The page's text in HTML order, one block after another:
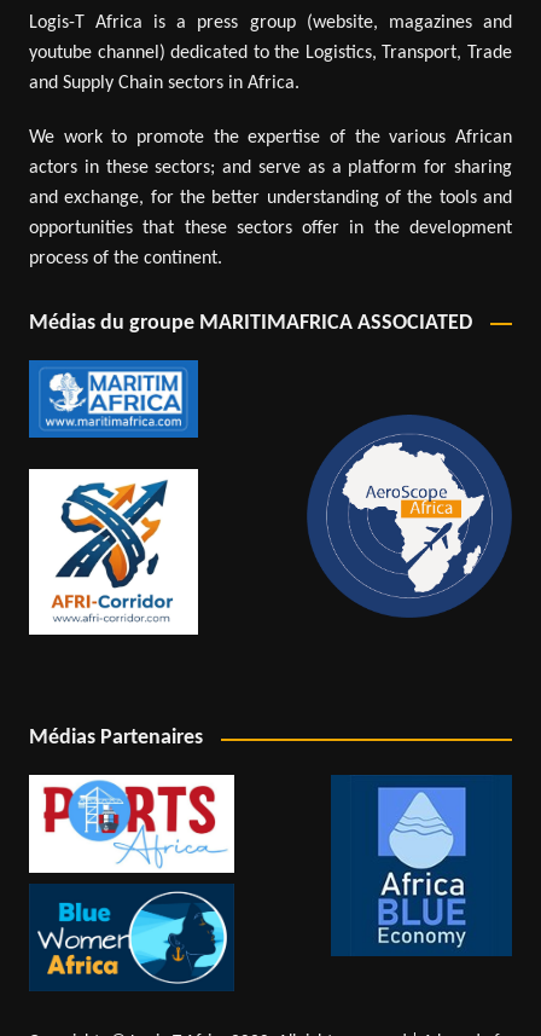
Logis-T Africa is a press group (website, magazines and
youtube channel) dedicated to the Logistics, Transport, Trade
and Supply Chain sectors in Africa.
We work to promote the expertise of the various African
actors in these sectors; and serve as a platform for sharing
and exchange, for the better understanding of the tools and
opportunities that these sectors offer in the development
process of the continent.
Médias du groupe MARITIMAFRICA ASSOCIATED
Médias Partenaires